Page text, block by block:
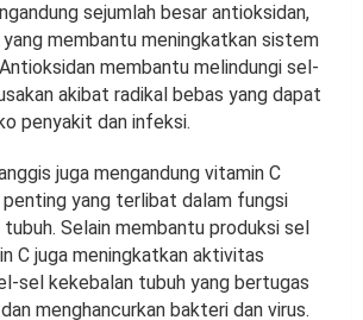
sejumlah besar antioksidan,
membantu meningkatkan sistem
membantu melindungi sel-
akibat radikal bebas yang dapat
penyakit dan infeksi.
juga mengandung vitamin C
penting yang terlibat dalam fungsi
Selain membantu produksi sel
C juga meningkatkan aktivitas
sel kekebalan tubuh yang bertugas
menghancurkan bakteri dan virus.